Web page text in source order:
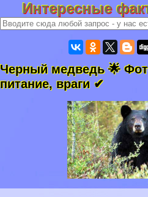
Интересные
Черный медведь 🌟
питание, враги ✔